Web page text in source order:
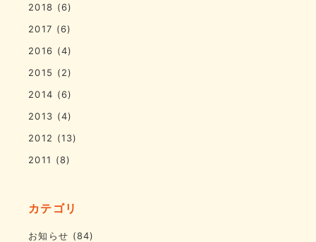
2018 (6)
2017 (6)
2016 (4)
2015 (2)
2014 (6)
2013 (4)
2012 (13)
2011 (8)
カテゴリ
お知らせ (84)